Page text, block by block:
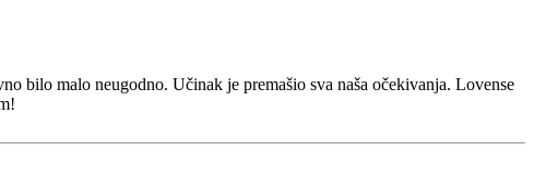
bilo malo neugodno. Učinak je premašio sva naša očekivanja. Lovense